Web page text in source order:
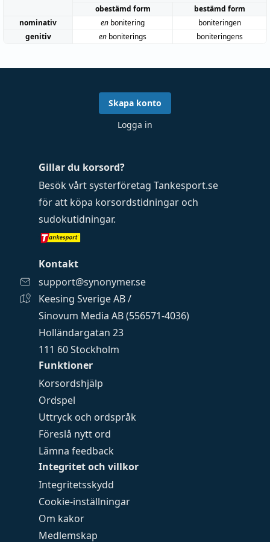
obestämd form
bestämd form
nominativ
en bonitering
boniteringen
genitiv
en boniterings boniteringens
Funktioner
Korsordshjälp
Ordspel
Uttryck och ordspråk
Föreslå nytt ord
Lämna feedback
Integritet och villkor
Integritetsskydd
Cookie-inställningar
Om kakor
Medlemskap
Gillar du korsord?
Besök vårt systerföretag Tankesport.se
för att köpa korsordstidningar och
sudokutidningar.
Kontakt
support@synonymer.se
Keesing Sverige AB /
Sinovum Media AB (556571-4036)
Holländargatan 23
111 60 Stockholm
Skapa konto
Logga in